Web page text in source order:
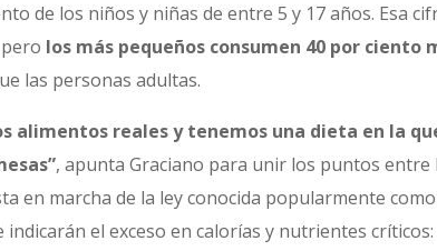
de los niños y niñas de entre 5 y 17 años. Esa
los más pequeños consumen 40 por ciento
las personas adultas.
alimentos reales y tenemos una dieta en la
, apunta Graciano para unir los puntos entre
en marcha de la ley conocida popularmente
el exceso en calorías y nutrientes